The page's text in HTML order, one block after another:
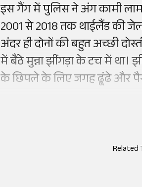
इस गैंग में पुलिस ने अंग कामी
2001 से 2018 तक थाईलैंड की
अंदर ही दोनों की बहुत अच्छी
में बैंठे मुन्ना झींगड़ा के टच में था।
के छिपले के लिए जगह ढू्ंढे और
Related